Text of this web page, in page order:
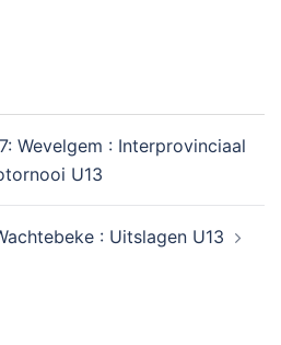
Wevelgem : Interprovinciaal
U13
: Uitslagen U13